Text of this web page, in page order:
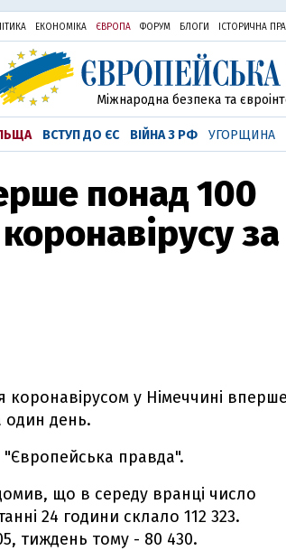
ЕКОНОМІКА ЄВРОПА ФОРУМ БЛОГИ ІСТОРИЧНА
Міжнародна безпека та
ВСТУП ДО ЄС ВІЙНА З РФ УГОРЩИНА
понад 100
за
у Німеччині вперше
один день.
"Європейська правда".
що в середу вранці число
24 години склало 112 323.
тиждень тому - 80 430.